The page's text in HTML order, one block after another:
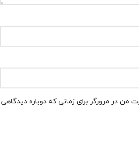
من در مرورگر برای زمانی که دوباره دیدگاهی